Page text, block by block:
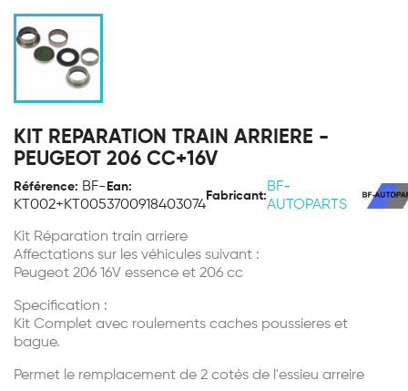
KIT REPARATION TRAIN ARRIERE -
PEUGEOT 206 CC+16V
Référence: BF-
KT002+KT005
Ean:
3700918403074
Fabricant:
BF-
AUTOPARTS
Kit Réparation train arriere
Affectations sur les véhicules suivant :
Peugeot 206 16V essence et 206 cc
Specification :
Kit Complet avec roulements caches poussieres et
bague.
Permet le remplacement de 2 cotés de l'essieu arreire